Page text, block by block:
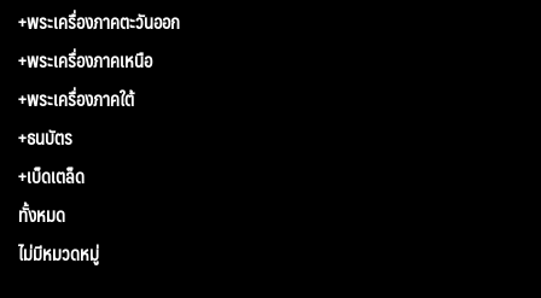
+พระเครื่องภาคตะวันออก
+พระเครื่องภาคเหนือ
+พระเครื่องภาคใต้
+ธนบัตร
+เบ็ดเตล็ด
ทั้งหมด
ไม่มีหมวดหมู่